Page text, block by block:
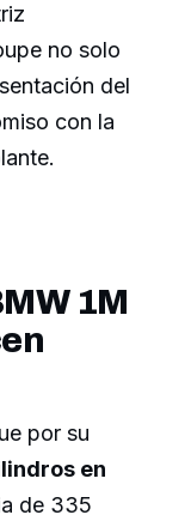
no solo
del
con la
1M
por su
en
de 335